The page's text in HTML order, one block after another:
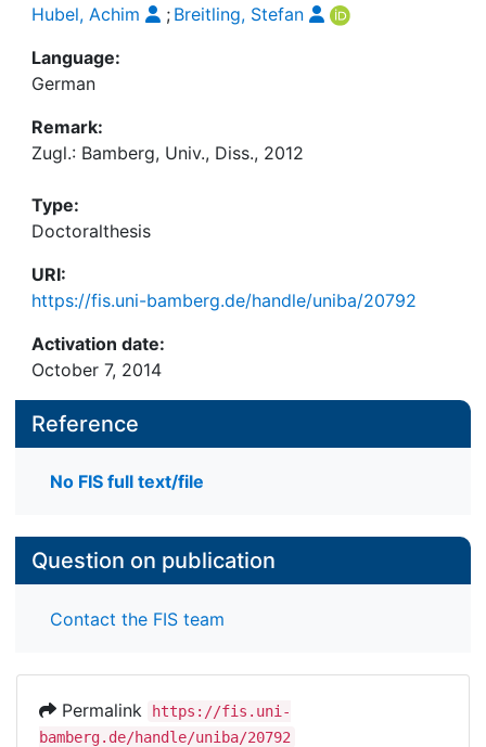
Hubel, Achim
; Breitling, Stefan
Language:
German
Remark:
Zugl.: Bamberg, Univ., Diss., 2012
Type:
Doctoralthesis
URI:
https://fis.uni-bamberg.de/handle/uniba/20792
Activation date:
October 7, 2014
Reference
No FIS full text/file
Question on publication
Contact the FIS team
Permalink
https://fis.uni-
bamberg.de/handle/uniba/20792